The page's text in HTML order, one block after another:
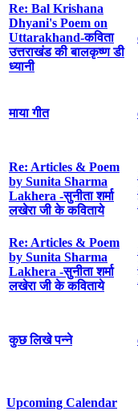
Re: Bal Krishana
Dhyani's Poem on
Uttarakhand-कविता
उत्तराखंड की बालकृष्ण डी
ध्यानी
माया गीत
Re: Articles & Poem
by Sunita Sharma
Lakhera -सुनीता शर्मा
लखेरा जी के कविताये
Re: Articles & Poem
by Sunita Sharma
Lakhera -सुनीता शर्मा
लखेरा जी के कविताये
कुछ लिखे पन्ने
Upcoming Calendar